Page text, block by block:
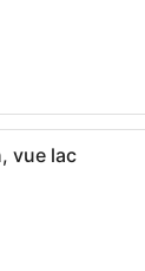
Une
vue lac